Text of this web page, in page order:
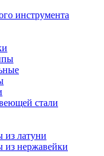
инструмента
стали
из латуни
из нержавейки